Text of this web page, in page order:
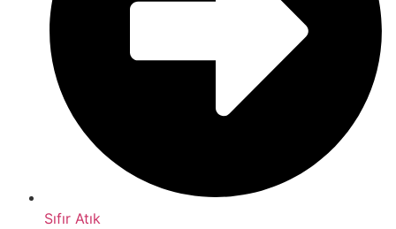
Sıfır Atık